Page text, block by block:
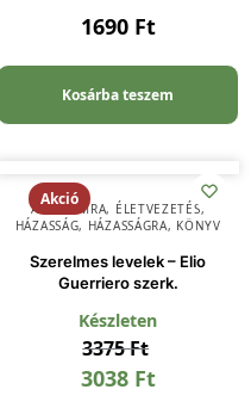
1690 Ft
Kosárba teszem
Akció
ALKALOMRA, ÉLETVEZETÉS,
HÁZASSÁG, HÁZASSÁGRA, KÖNYV
Szerelmes levelek – Elio
Guerriero szerk.
Készleten
3375Ft
3038 Ft